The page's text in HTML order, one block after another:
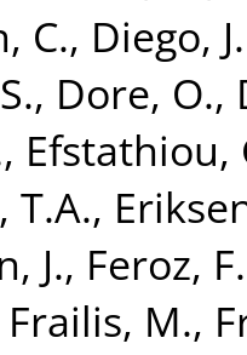
C., Diego,
, Dore, O.,
, Efstathiou,
T.A.,
J., Feroz, F.
Frailis, M.,